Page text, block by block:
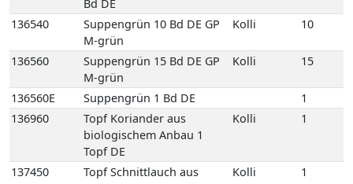
136560E Suppengrün 1 Bd DE
1
136960
Topf Koriander aus
biologischem Anbau 1
Topf DE
Kolli 1
137450
Topf Schnittlauch aus
biologischem Anbau 1
Topf DE
Kolli 1
Topf Zitronenmelisse aus
biologischem Anbau 1
Topf DE